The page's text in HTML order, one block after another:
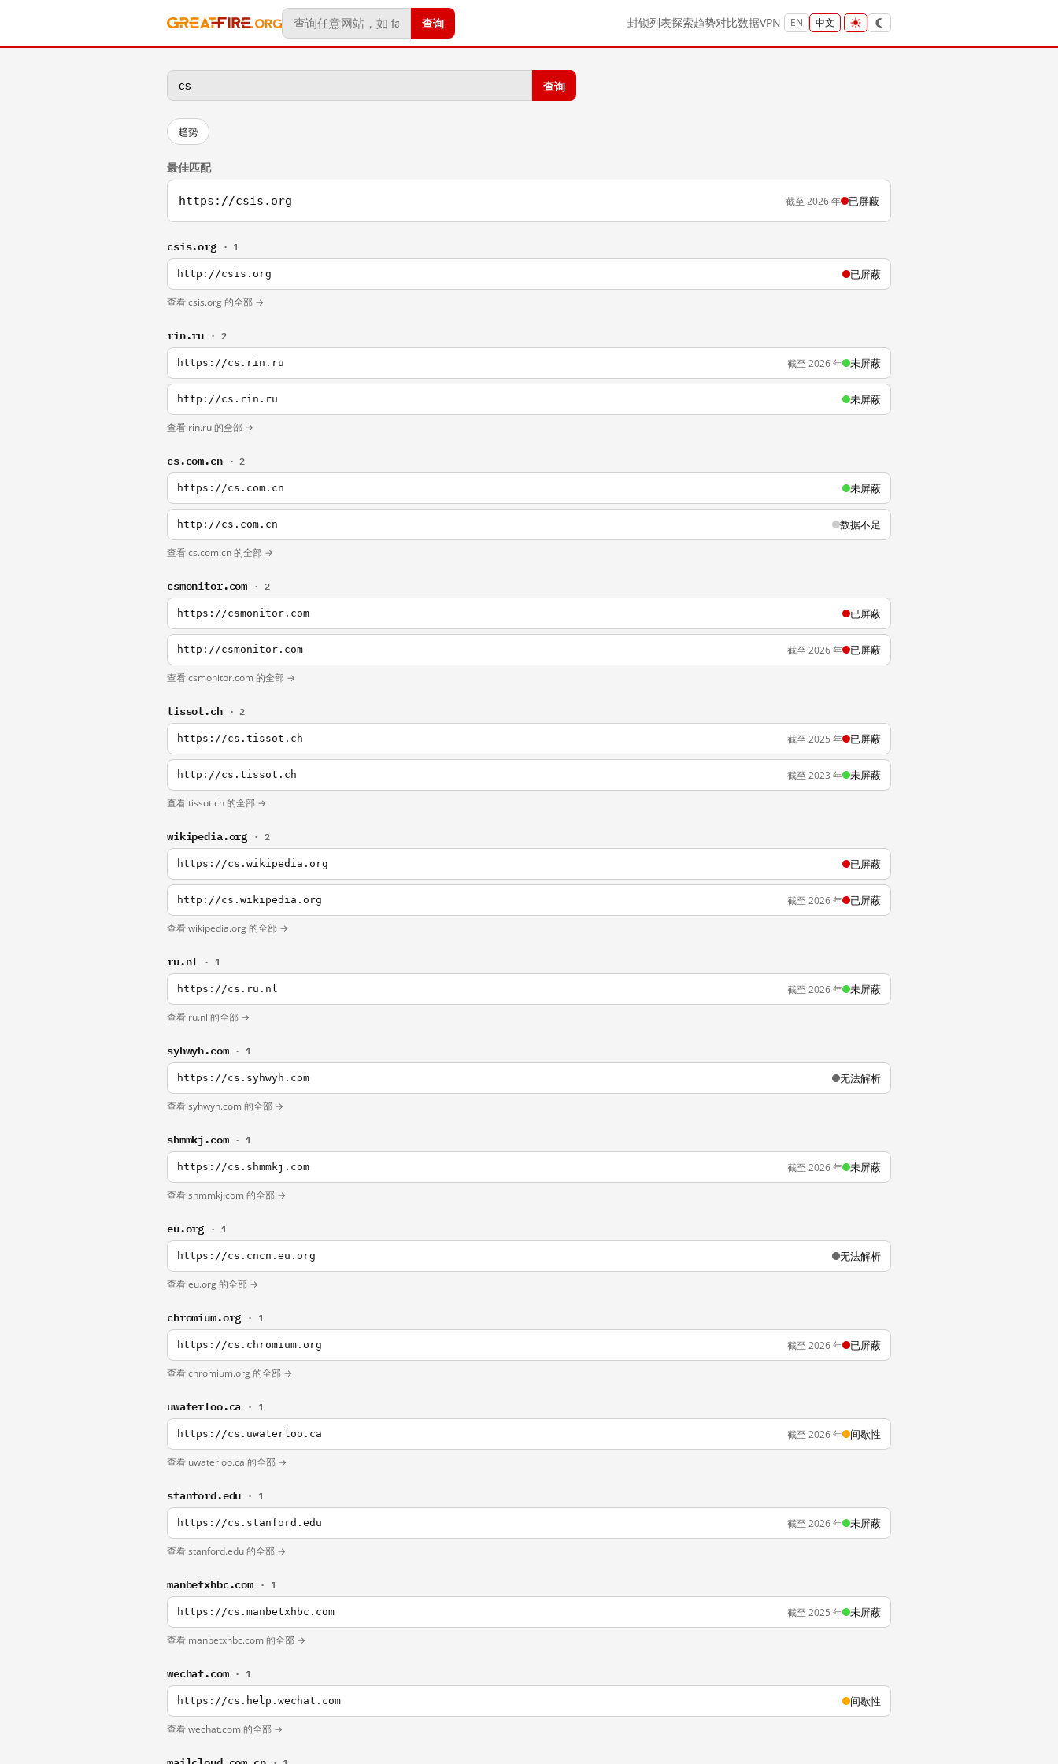
查询 封锁列表探索趋势对比数据VPN EN 中文
查询
趋势
最佳匹配
https://csis.org 截至 2026 年 已屏蔽
csis.org · 1
http://csis.org 已屏蔽
查看 csis.org 的全部 →
rin.ru · 2
https://cs.rin.ru 截至 2026 年 未屏蔽
http://cs.rin.ru 未屏蔽
查看 rin.ru 的全部 →
cs.com.cn · 2
https://cs.com.cn 未屏蔽
http://cs.com.cn 数据不足
查看 cs.com.cn 的全部 →
csmonitor.com · 2
https://csmonitor.com 已屏蔽
http://csmonitor.com 截至 2026 年 已屏蔽
查看 csmonitor.com 的全部 →
tissot.ch · 2
https://cs.tissot.ch 截至 2025 年 已屏蔽
http://cs.tissot.ch 截至 2023 年 未屏蔽
查看 tissot.ch 的全部 →
wikipedia.org · 2
https://cs.wikipedia.org 已屏蔽
http://cs.wikipedia.org 截至 2026 年 已屏蔽
查看 wikipedia.org 的全部 →
ru.nl · 1
https://cs.ru.nl 截至 2026 年 未屏蔽
查看 ru.nl 的全部 →
syhwyh.com · 1
https://cs.syhwyh.com 无法解析
查看 syhwyh.com 的全部 →
shmmkj.com · 1
https://cs.shmmkj.com 截至 2026 年 未屏蔽
查看 shmmkj.com 的全部 →
eu.org · 1
https://cs.cncn.eu.org 无法解析
查看 eu.org 的全部 →
chromium.org · 1
https://cs.chromium.org 截至 2026 年 已屏蔽
查看 chromium.org 的全部 →
uwaterloo.ca · 1
https://cs.uwaterloo.ca 截至 2026 年 间歇性
查看 uwaterloo.ca 的全部 →
stanford.edu · 1
https://cs.stanford.edu 截至 2026 年 未屏蔽
查看 stanford.edu 的全部 →
manbetxhbc.com · 1
https://cs.manbetxhbc.com 截至 2025 年 未屏蔽
查看 manbetxhbc.com 的全部 →
wechat.com · 1
https://cs.help.wechat.com 间歇性
查看 wechat.com 的全部 →